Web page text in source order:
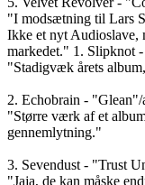
"I modsætning til Lars
Ikke et nyt Audioslave,
markedet." 1. Slipknot
"Stadigvæk årets
2. Echobrain - "Glean"/
"Større værk af et
gennemlytning."
3. Sevendust - "Trust
"Jaja, de kan måske